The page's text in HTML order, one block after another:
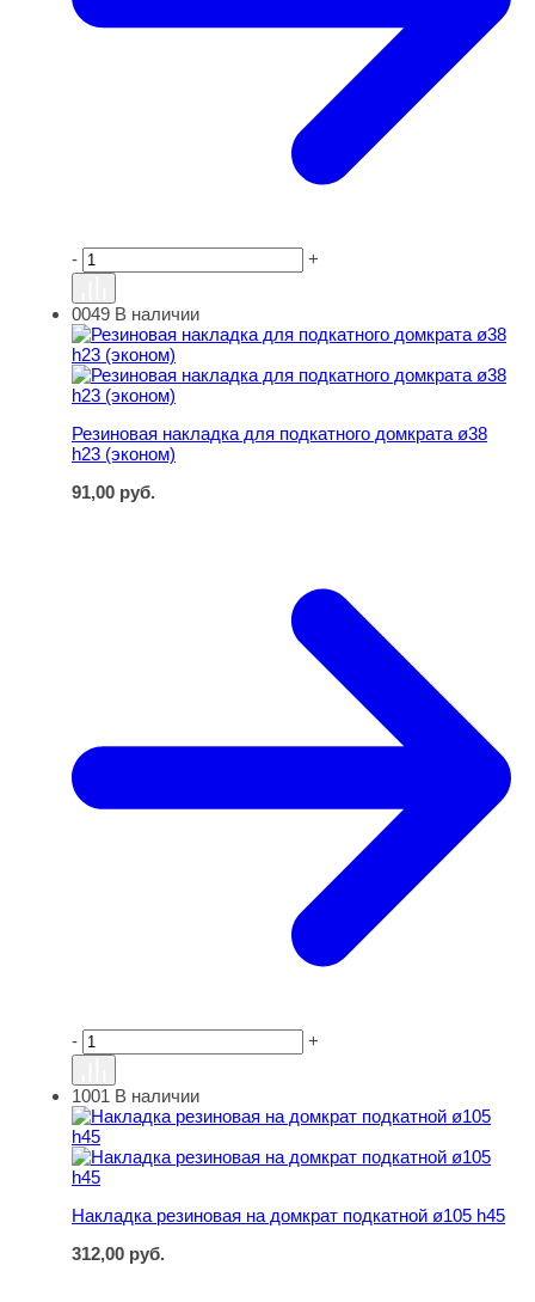
- +
Резиновая накладка для подкатного домкрата ø38 h23
0049 В наличии
Резиновая накладка для подкатного домкрата ø38
h23 (эконом)
91,00 руб.
- +
Накладка резиновая на домкрат подкатной ø105 h45
1001 В наличии
Накладка резиновая на домкрат подкатной ø105 h45
312,00 руб.